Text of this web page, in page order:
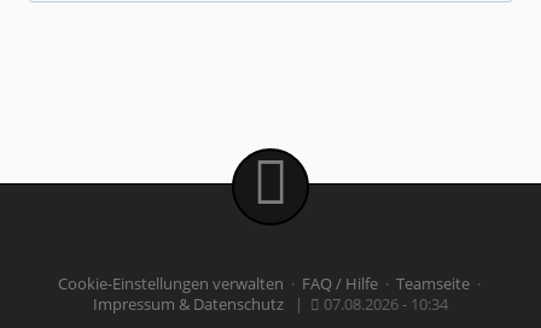
Cookie-Einstellungen verwalten · FAQ / Hilfe· Teamseite·
Impressum & Datenschutz | 07.08.2026 - 10:34